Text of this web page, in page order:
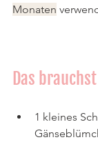
Monaten
Das
1 kleines